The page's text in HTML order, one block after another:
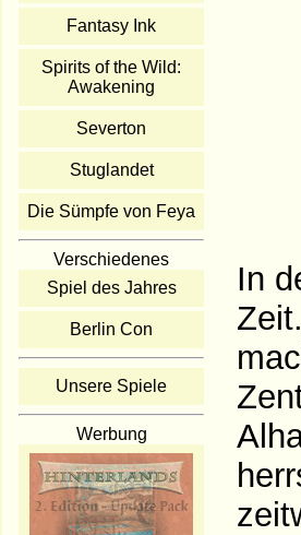
Fantasy Ink
Spirits of the Wild:
Awakening
Severton
Stuglandet
Die Sümpfe von Feya
Verschiedenes
Spiel des Jahres
Berlin Con
Unsere Spiele
Werbung
In